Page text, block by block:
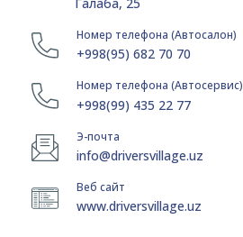
Номер телефона (Автосалон)
+998(95) 682 70 70
Номер телефона (Автосервис)
+998(99) 435 22 77
Э-почта
info@driversvillage.uz
Веб сайт
www.driversvillage.uz